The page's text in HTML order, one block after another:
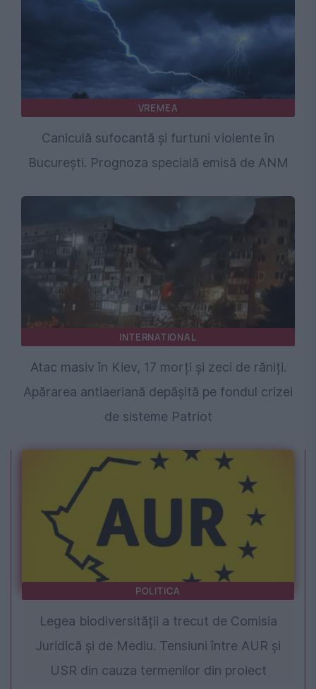
VREMEA
Caniculă sufocantă și furtuni violente în
București. Prognoza specială emisă de ANM
INTERNATIONAL
Atac masiv în Kiev, 17 morți și zeci de răniți.
Apărarea antiaeriană depășită pe fondul crizei
de sisteme Patriot
POLITICA
Legea biodiversității a trecut de Comisia
Juridică și de Mediu. Tensiuni între AUR și
USR din cauza termenilor din proiect